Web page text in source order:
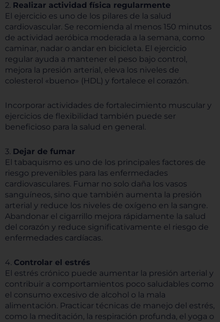
2. Realizar actividad física regularmente
El ejercicio es uno de los pilares de la salud
cardiovascular. Se recomienda al menos 150 minutos
de actividad aeróbica moderada a la semana, como
caminar, nadar o andar en bicicleta. El ejercicio
regular ayuda a mantener el peso bajo control,
mejora la presión arterial, eleva los niveles de
colesterol «bueno» (HDL) y fortalece el corazón.
Incorporar actividades de fortalecimiento muscular y
ejercicios de flexibilidad también puede ser
beneficioso para la salud en general.
3. Dejar de fumar
El tabaquismo es uno de los principales factores de
riesgo prevenibles para las enfermedades
cardiovasculares. Fumar no solo daña los vasos
sanguíneos, sino que también aumenta la presión
arterial y reduce los niveles de oxígeno en la sangre.
Abandonar el cigarrillo mejora rápidamente la salud
del corazón y reduce significativamente el riesgo de
enfermedades cardíacas.
4. Controlar el estrés
El estrés crónico puede aumentar la presión arterial y
contribuir a comportamientos poco saludables como
el consumo excesivo de alcohol o la mala
alimentación. Practicar técnicas de manejo del estrés,
como la meditación, la respiración profunda, el yoga o